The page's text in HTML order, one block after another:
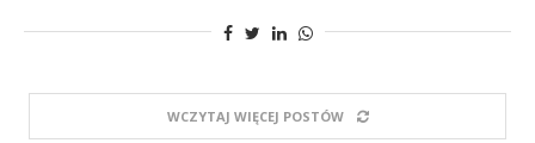
WCZYTAJ WIĘCEJ POSTÓW